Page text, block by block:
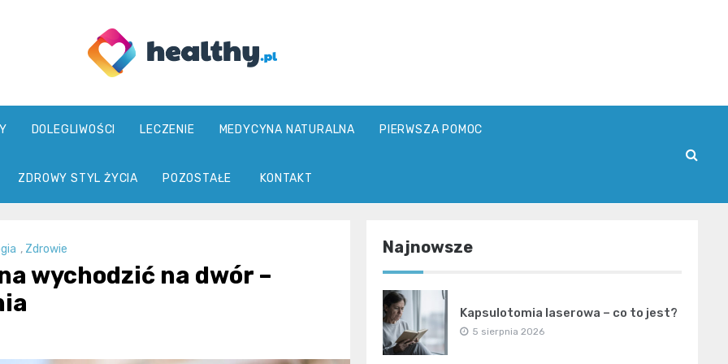
healthy.pl
DOLEGLIWOŚCI LECZENIE MEDYCYNA NATURALNA PIERWSZA POMOC
ZDROWY STYL ŻYCIA POZOSTAŁE KONTAKT
, Zdrowie
wychodzić na dwór –
Najnowsze
Kapsulotomia laserowa – co to jest?
5 sierpnia 2026